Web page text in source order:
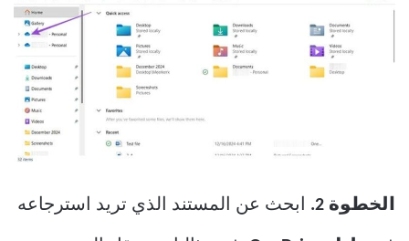
الخطوة 2. ابحث عن المستند الذي تريد استرجاعه